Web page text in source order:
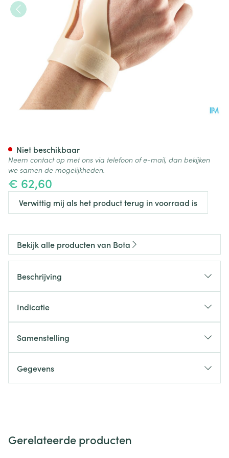
€ 62,60
Verwittig mij als het product terug in voorraad is
Niet beschikbaar
Neem contact op met ons via telefoon of e-mail, dan bekijken
we samen de mogelijkheden.
Bekijk alle producten van Bota
Beschrijving
Indicatie
Samenstelling
Gegevens
Gerelateerde producten